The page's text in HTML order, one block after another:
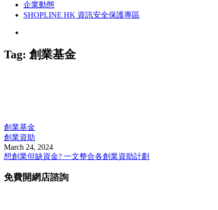
企業動態
SHOPLINE HK 資訊安全保護專區
Tag: 創業基金
創業基金
創業資助
March 24, 2024
想創業但缺資金? 一文整合各創業資助計劃
免費開網店諮詢